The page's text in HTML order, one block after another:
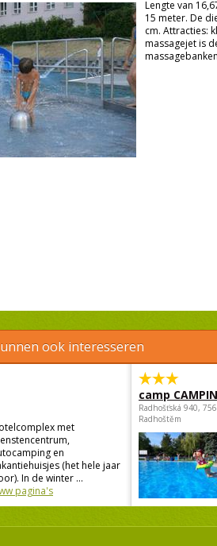
Lengte van
15 meter. De
cm. Attracties:
massagejet is
ook interesseren
met
en
(het hele jaar
In de winter ...
pagina's
camp
Radhošťská 940,
Radhoštěm